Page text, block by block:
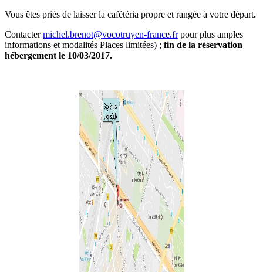
Vous êtes priés de laisser la cafétéria propre et rangée à votre départ.
Contactermichel.brenot@vocotruyen-france.frpour plus amples
informations et modalités Places limitées) ; fin de la réservation
hébergement le 10/03/2017.